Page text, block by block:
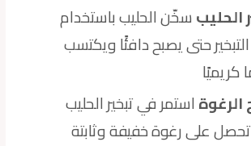
الحليبسخّن الحليب باستخدام
حتى يصبح دافئًا ويكتسب
كريميًا
الرغوةاستمر في تبخير الحليب
على رغوة خفيفة وثابتة